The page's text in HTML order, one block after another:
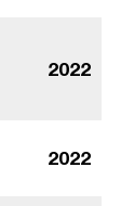
2022
2022